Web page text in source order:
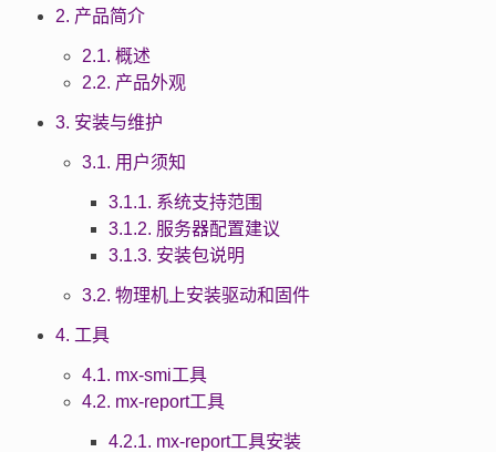
2. 产品简介
2.1. 概述
2.2. 产品外观
3. 安装与维护
3.1. 用户须知
3.1.1. 系统支持范围
3.1.2. 服务器配置建议
3.1.3. 安装包说明
3.2. 物理机上安装驱动和固件
4. 工具
4.1. mx-smi工具
4.2. mx-report工具
4.2.1. mx-report工具安装